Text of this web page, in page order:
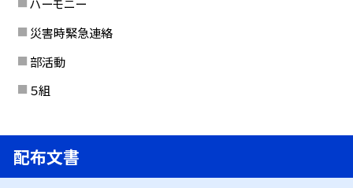
ハーモニー
災害時緊急連絡
部活動
５組
配布文書